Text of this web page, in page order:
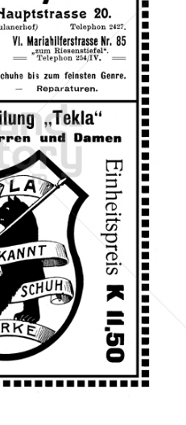
Ferdinand Beck, Wien 1910
Bild-ID: 66143